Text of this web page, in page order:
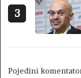
3
Pojedini